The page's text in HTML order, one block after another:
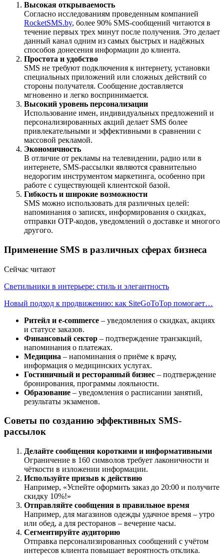
Высокая открываемость
Согласно исследованиям проведенным компанией
RocketSMS.by, более 90% SMS-сообщений читаются в
течение первых трех минут после получения. Это делает
данный канал одним из самых быстрых и надёжных
способов донесения информации до клиента.
Простота и удобство
SMS не требуют подключения к интернету, установки
специальных приложений или сложных действий со
стороны получателя. Сообщение доставляется
мгновенно и легко воспринимается.
Высокий уровень персонализации
Использование имен, индивидуальных предложений и
персонализированных акций делает SMS более
привлекательными и эффективными в сравнении с
массовой рекламой.
Экономичность
В отличие от рекламы на телевидении, радио или в
интернете, SMS-рассылки являются сравнительно
недорогим инструментом маркетинга, особенно при
работе с существующей клиентской базой.
Гибкость и широкие возможности
SMS можно использовать для различных целей:
напоминания о записях, информирования о скидках,
отправки OTP-кодов, уведомлений о доставке и многого
другого.
Применение SMS в различных сферах бизнеса
Сейчас читают
Светильники в интерьере: стиль и элегантность
Новый подход к продвижению: как SiteGoToTop помогает…
Ритейл и e-commerce – уведомления о скидках, акциях
и статусе заказов.
Финансовый сектор – подтверждение транзакций,
напоминания о платежах.
Медицина – напоминания о приёме к врачу,
информация о медицинских услугах.
Гостиничный и ресторанный бизнес – подтверждение
бронирования, программы лояльности.
Образование – уведомления о расписании занятий,
результаты экзаменов.
Советы по созданию эффективных SMS-
рассылок
Делайте сообщения короткими и информативными
Ограничение в 160 символов требует лаконичности и
чёткости в изложении информации.
Используйте призыв к действию
Например, «Успейте оформить заказ до 20:00 и получите
скидку 10%!»
Отправляйте сообщения в правильное время
Например, для магазинов одежды удачное время – утро
или обед, а для ресторанов – вечерние часы.
Сегментируйте аудиторию
Отправка персонализированных сообщений с учётом
интересов клиента повышает вероятность отклика.